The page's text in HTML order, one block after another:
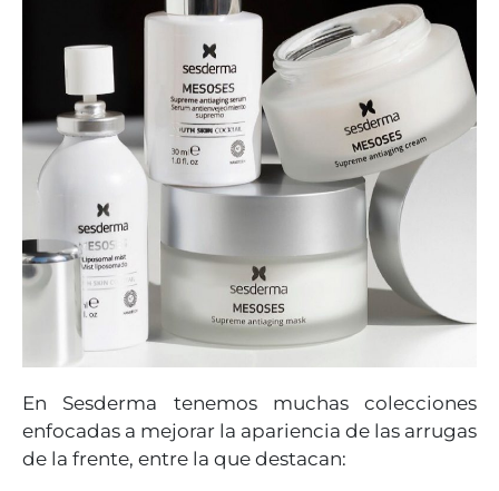
En Sesderma tenemos muchas colecciones
enfocadas a mejorar la apariencia de las arrugas
de la frente, entre la que destacan: